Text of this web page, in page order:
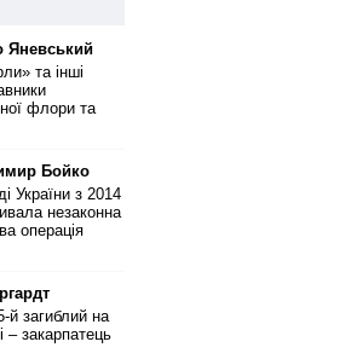
Яневський
та інші
флори та
Бойко
України з 2014
незаконна
операція
й загиблий на
– закарпатець